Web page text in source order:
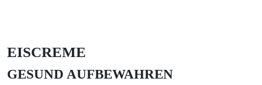
EISCREME
GESUND AUFBEWAHREN